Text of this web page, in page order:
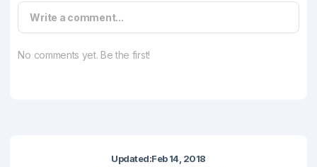
Write a comment...
No comments yet. Be the first!
Updated:Feb 14, 2018